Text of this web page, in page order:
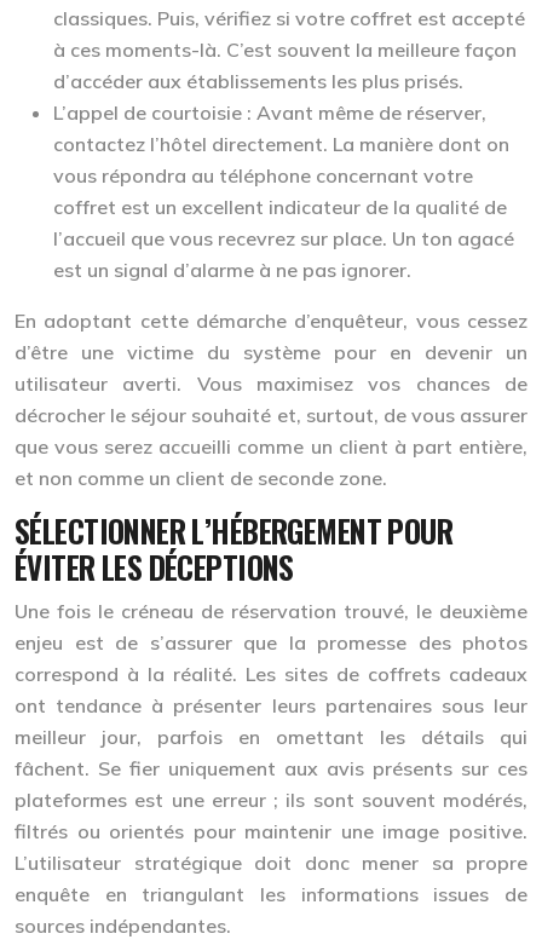
classiques. Puis, vérifiez si votre coffret est accepté
à ces moments-là. C’est souvent la meilleure façon
d’accéder aux établissements les plus prisés.
L’appel de courtoisie : Avant même de réserver,
contactez l’hôtel directement. La manière dont on
vous répondra au téléphone concernant votre
coffret est un excellent indicateur de la qualité de
l’accueil que vous recevrez sur place. Un ton agacé
est un signal d’alarme à ne pas ignorer.
En adoptant cette démarche d’enquêteur, vous cessez
d’être une victime du système pour en devenir un
utilisateur averti. Vous maximisez vos chances de
décrocher le séjour souhaité et, surtout, de vous assurer
que vous serez accueilli comme un client à part entière,
et non comme un client de seconde zone.
SÉLECTIONNER L’HÉBERGEMENT POUR
ÉVITER LES DÉCEPTIONS
Une fois le créneau de réservation trouvé, le deuxième
enjeu est de s’assurer que la promesse des photos
correspond à la réalité. Les sites de coffrets cadeaux
ont tendance à présenter leurs partenaires sous leur
meilleur jour, parfois en omettant les détails qui
fâchent. Se fier uniquement aux avis présents sur ces
plateformes est une erreur ; ils sont souvent modérés,
filtrés ou orientés pour maintenir une image positive.
L’utilisateur stratégique doit donc mener sa propre
enquête en triangulant les informations issues de
sources indépendantes.